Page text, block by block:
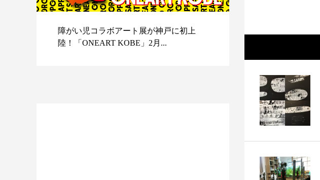
障がい児コラボアート展が神戸に初上
陸！「ONEART KOBE」2月...